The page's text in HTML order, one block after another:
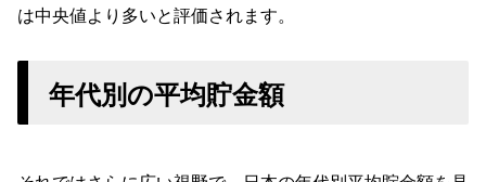
は中央値より多いと評価されます。
年代別の平均貯金額